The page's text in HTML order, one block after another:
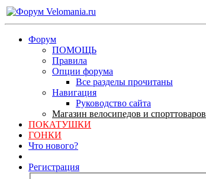
Форум
ПОМОЩЬ
Правила
Опции форума
Все разделы прочитаны
Навигация
Руководство сайта
Магазин велосипедов и спорттоваров
ПОКАТУШКИ
ГОНКИ
Что нового?
Регистрация